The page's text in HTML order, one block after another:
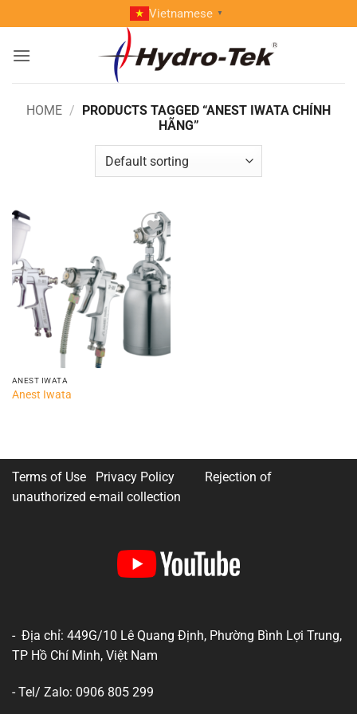
to
content
Vietnamese ▼
HOME / PRODUCTS TAGGED “ANEST IWATA CHÍNH
HÃNG”
Add to
wishlist
ANEST IWATA
Anest Iwata
Terms of Use Privacy Policy
Rejection of
unauthorized e-mail collection
- Địa chỉ: 449G/10 Lê Quang Định, Phường Bình Lợi Trung,
TP Hồ Chí Minh, Việt Nam
- Tel/ Zalo: 0906 805 299